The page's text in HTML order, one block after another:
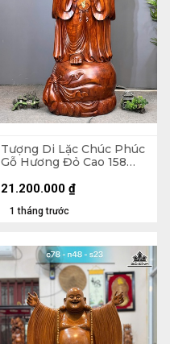
Tượng Di Lặc Chúc Phúc
Gỗ Hương Đỏ Cao 158
1 tháng trước
21.200.000 ₫